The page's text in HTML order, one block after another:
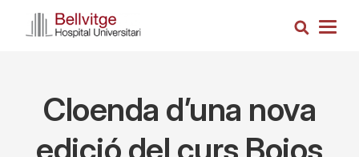
Search
Cloenda d’una nova